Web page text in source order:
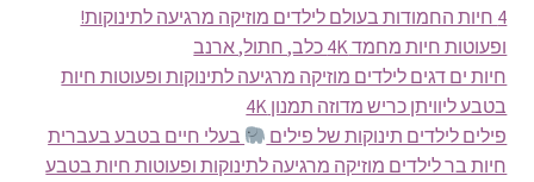
4 חיות החמודות בעולם לילדים מוזיקה מרגיעה לתינוקות!
ופעוטות חיות מחמד 4K כלב, חתול, ארנב
חיות ים דגים לילדים מוזיקה מרגיעה לתינוקות ופעוטות חיות
בטבע ליוויתן כריש מדוזה תמנון 4K
פילים לילדים תינוקות של פילים
בעלי חיים בטבע בעברית
חיות בר לילדים מוזיקה מרגיעה לתינוקות ופעוטות חיות בטבע